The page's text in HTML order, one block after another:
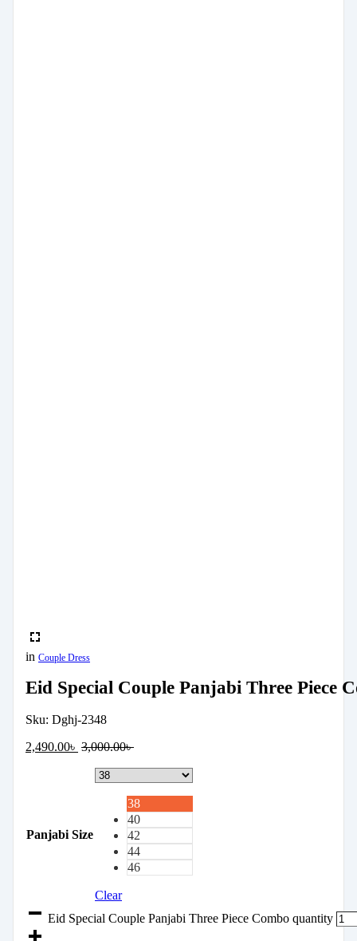
in Couple Dress
Eid Special Couple Panjabi Three Piece
Sku: Dghj-2348
2,490.00৳ 3,000.00৳
Panjabi Size
38
40
42
44
46
Clear
Eid Special Couple Panjabi Three Piece Combo quantity